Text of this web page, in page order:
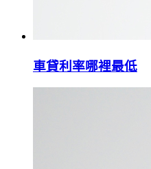
車貸利率哪裡最低